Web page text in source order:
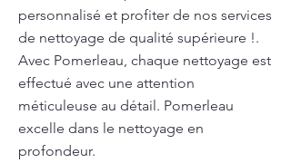
personnalisé et profiter de nos services
de nettoyage de qualité supérieure !.
Avec Pomerleau, chaque nettoyage est
effectué avec une attention
méticuleuse au détail. Pomerleau
excelle dans le nettoyage en
profondeur.